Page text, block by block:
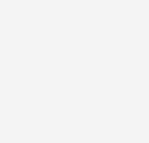
werden Elektroniken und Ventilatoren
Tests gemäß IP-Code gegen Eindringen
Prüfverfahren
zehntausend Betriebsstunden oder länger
können, müssen Ventilatoren auch mit der
zurechtkommen. Dafür hat ebm-
Lebensdauertests entwickelt, die über
ein ganzes Produktleben im Zeitraffer